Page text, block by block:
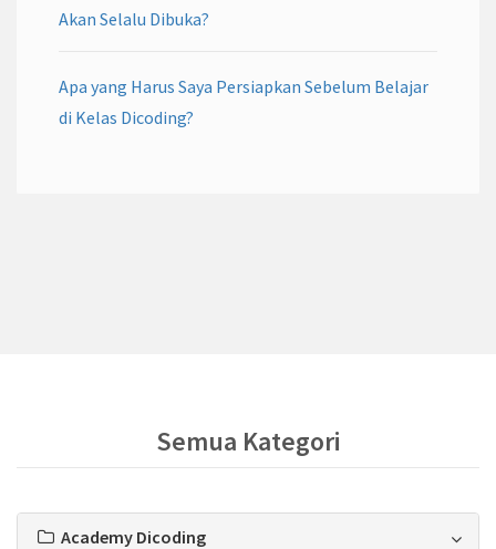
Akan Selalu Dibuka?
Apa yang Harus Saya Persiapkan Sebelum Belajar
di Kelas Dicoding?
Semua Kategori
Academy Dicoding